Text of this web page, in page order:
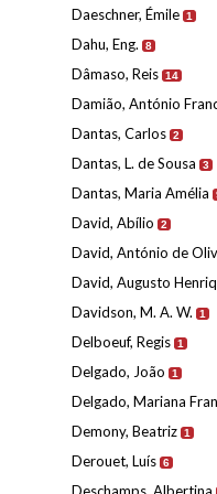
Daeschner, Émile 1
Dahu, Eng. 8
Dâmaso, Reis 14
Damião, António
Dantas, Carlos 2
Dantas, L. de Sousa 3
Dantas, Maria Amélia
David, Abílio 2
David, António de
David, Augusto
Davidson, M. A. W. 1
Delboeuf, Regis 1
Delgado, João 1
Delgado, Mariana
Demony, Beatriz 1
Derouet, Luís 6